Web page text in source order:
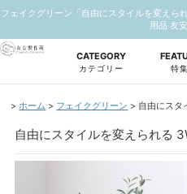
フェイクグリーン「自由にスタイルを変えら
用品 友
CATEGORY
カテゴリー 特集
ホーム フェイクグリーン 自由にスタ
自由にスタイルを変えられる